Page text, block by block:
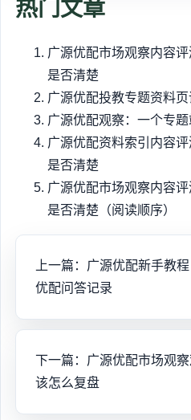
热门文章
广源优配市场观察内容
是否清楚
广源优配投教专题资料
广源优配观察：一个专
广源优配资料索引内容
是否清楚
广源优配市场观察内容
是否清楚（阅读顺序）
上一篇：广源优配新手教
优配问答记录
下一篇：广源优配市场观
该怎么复盘